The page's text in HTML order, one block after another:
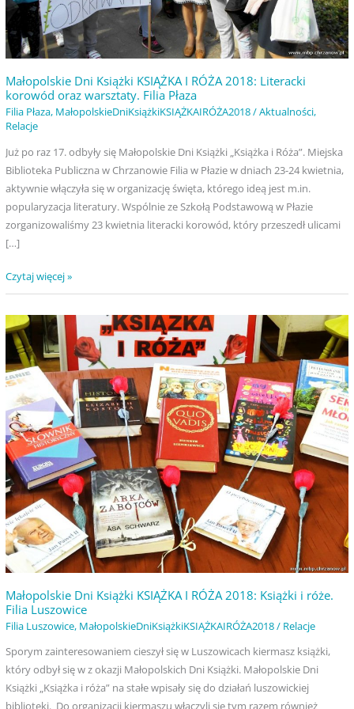
Małopolskie Dni Książki KSIĄŻKA I RÓŻA 2018: Literacki
korowód oraz warsztaty. Filia Płaza
Filia Płaza, MałopolskieDniKsiążkiKSIĄŻKAIRÓŻA2018/Aktualności,
Relacje
Już po raz 17. odbyły się Małopolskie Dni Książki „Książka i Róża”. Miejska
Biblioteka Publiczna w Chrzanowie Filia w Płazie w dniach 23-24 kwietnia,
aktywnie włączyła się w organizację święta, którego ideą jest m.in.
popularyzacja literatury. Wspólnie ze Szkołą Podstawową w Płazie
zorganizowaliśmy 23 kwietnia literacki korowód, który przeszedł ulicami
[…]
Filia
Płaza
Czytaj więcej »
maj
14
2018
Małopolskie Dni Książki KSIĄŻKA I RÓŻA 2018: Książki i róże.
Filia Luszowice
Filia Luszowice, MałopolskieDniKsiążkiKSIĄŻKAIRÓŻA2018/ Relacje
Sporym zainteresowaniem cieszył się w Luszowicach kiermasz książki,
który odbył się w z okazji Małopolskich Dni Książki. Małopolskie Dni
Książki „Książka i róża” na stałe wpisały się do działań luszowickiej
biblioteki. Do organizacji kiermaszu włączyli się tym razem również
Małopolskie
Dni
Książki
KSIĄŻKA
RÓŻA
2018:
Książki
róże.
Filia
Luszowice